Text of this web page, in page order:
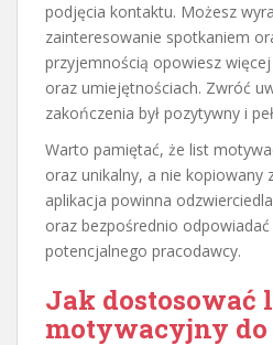
podjęcia kontaktu. Możesz
zainteresowanie spotkaniem
przyjemnością opowiesz
oraz umiejętnościach. Zwróć
zakończenia był pozytywny i
Warto pamiętać, że list
oraz unikalny, a nie kopiowany
aplikacja powinna
oraz bezpośrednio
potencjalnego pracodawcy.
Jak dostosować
motywacyjny